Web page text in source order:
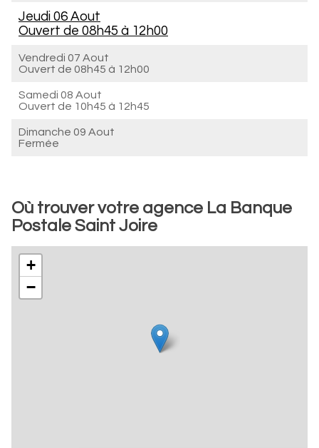
Jeudi 06 Aout
Ouvert de 08h45 à 12h00
Vendredi 07 Aout
Ouvert de 08h45 à 12h00
Samedi 08 Aout
Ouvert de 10h45 à 12h45
Dimanche 09 Aout
Fermée
Où trouver votre agence La Banque
Postale Saint Joire
+
−